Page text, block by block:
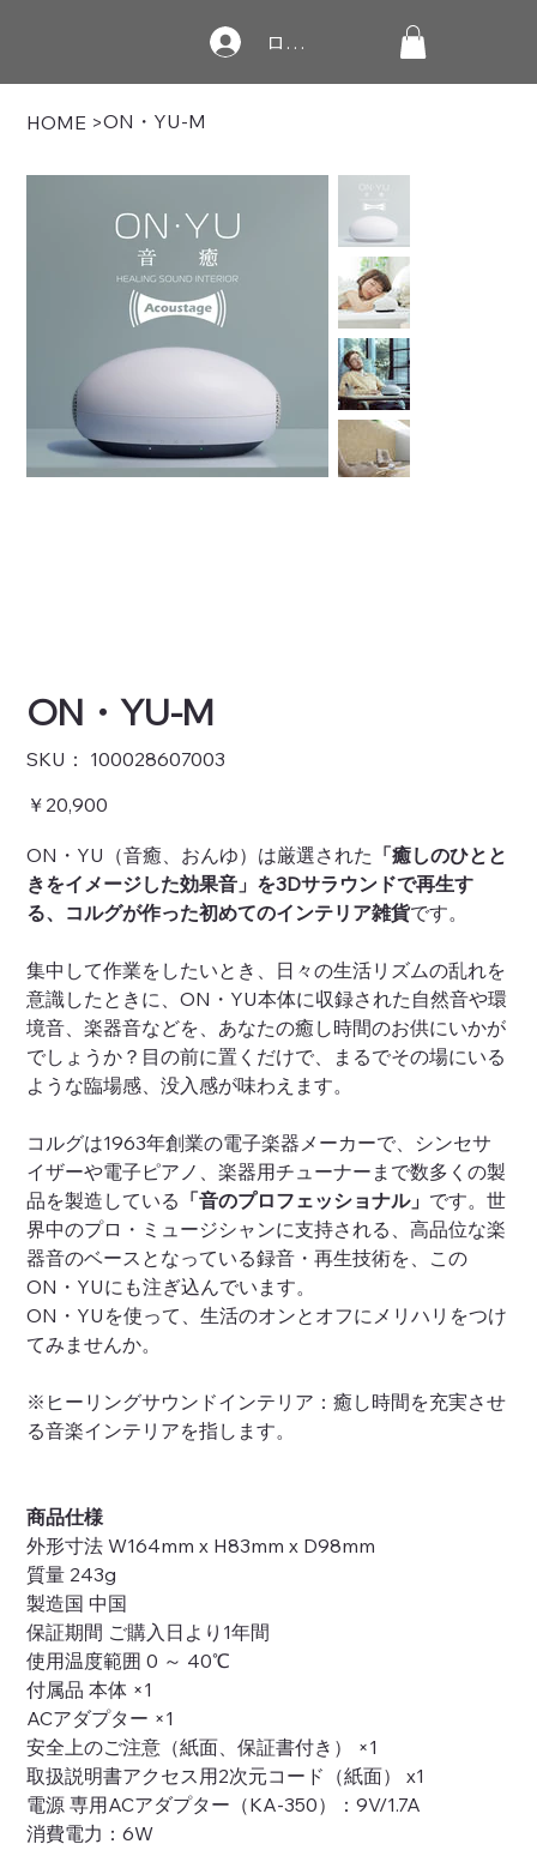
ログイン
HOME >ON・YU-M
ON・YU-M
SKU：
SKU：
100028607003
100028607003
価
格
￥20,900
ON・YU（音癒、おんゆ）は厳選された 「癒しのひとと
きをイメージした効果音」を3Dサラウンドで再生す
る、コルグが作った初めてのインテリア雑貨です。
集中して作業をしたいとき、日々の生活リズムの乱れを
意識したときに、ON・YU本体に収録された自然音や環
境音、楽器音などを、あなたの癒し時間のお供にいかが
でしょうか？目の前に置くだけで、まるでその場にいる
ような臨場感、没入感が味わえます。
コルグは1963年創業の電子楽器メーカーで、シンセサ
イザーや電子ピアノ、楽器用チューナーまで数多くの製
品を製造している 「音のプロフェッショナル」 です。世
界中のプロ・ミュージシャンに支持される、高品位な楽
器音のベースとなっている録音・再生技術を、この
ON・YUにも注ぎ込んでいます。
ON・YUを使って、生活のオンとオフにメリハリをつけ
てみませんか。
※ヒーリングサウンドインテリア：癒し時間を充実させ
る音楽インテリアを指します。
商品仕様
外形寸法 W164mm x H83mm x D98mm
質量 243g
製造国 中国
保証期間 ご購入日より1年間
使用温度範囲 0 ～ 40℃
付属品 本体 ×1
ACアダプター ×1
安全上のご注意（紙面、保証書付き） ×1
取扱説明書アクセス用2次元コード（紙面） x1
電源 専用ACアダプター（KA-350）：9V/1.7A
消費電力：6W